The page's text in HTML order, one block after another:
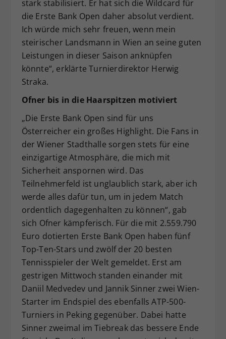
stark stabilisiert. Er hat sich die Wildcard für
die Erste Bank Open daher absolut verdient.
Ich würde mich sehr freuen, wenn mein
steirischer Landsmann in Wien an seine guten
Leistungen in dieser Saison anknüpfen
könnte“, erklärte Turnierdirektor Herwig
Straka.
Ofner bis in die Haarspitzen motiviert
„Die Erste Bank Open sind für uns
Österreicher ein großes Highlight. Die Fans in
der Wiener Stadthalle sorgen stets für eine
einzigartige Atmosphäre, die mich mit
Sicherheit anspornen wird. Das
Teilnehmerfeld ist unglaublich stark, aber ich
werde alles dafür tun, um in jedem Match
ordentlich dagegenhalten zu können“, gab
sich Ofner kämpferisch. Für die mit 2.559.790
Euro dotierten Erste Bank Open haben fünf
Top-Ten-Stars und zwölf der 20 besten
Tennisspieler der Welt gemeldet. Erst am
gestrigen Mittwoch standen einander mit
Daniil Medvedev und Jannik Sinner zwei Wien-
Starter im Endspiel des ebenfalls ATP-500-
Turniers in Peking gegenüber. Dabei hatte
Sinner zweimal im Tiebreak das bessere Ende